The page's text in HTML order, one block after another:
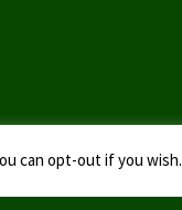
can opt-out if you wish.